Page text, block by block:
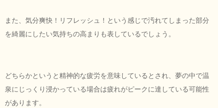
また、気分爽快！リフレッシュ！という感じで汚れてしまった部分
を綺麗にしたい気持ちの高まりも表しているでしょう。
どちらかというと精神的な疲労を意味しているとされ、夢の中で温
泉にじっくり浸かっている場合は疲れがピークに達している可能性
があります。